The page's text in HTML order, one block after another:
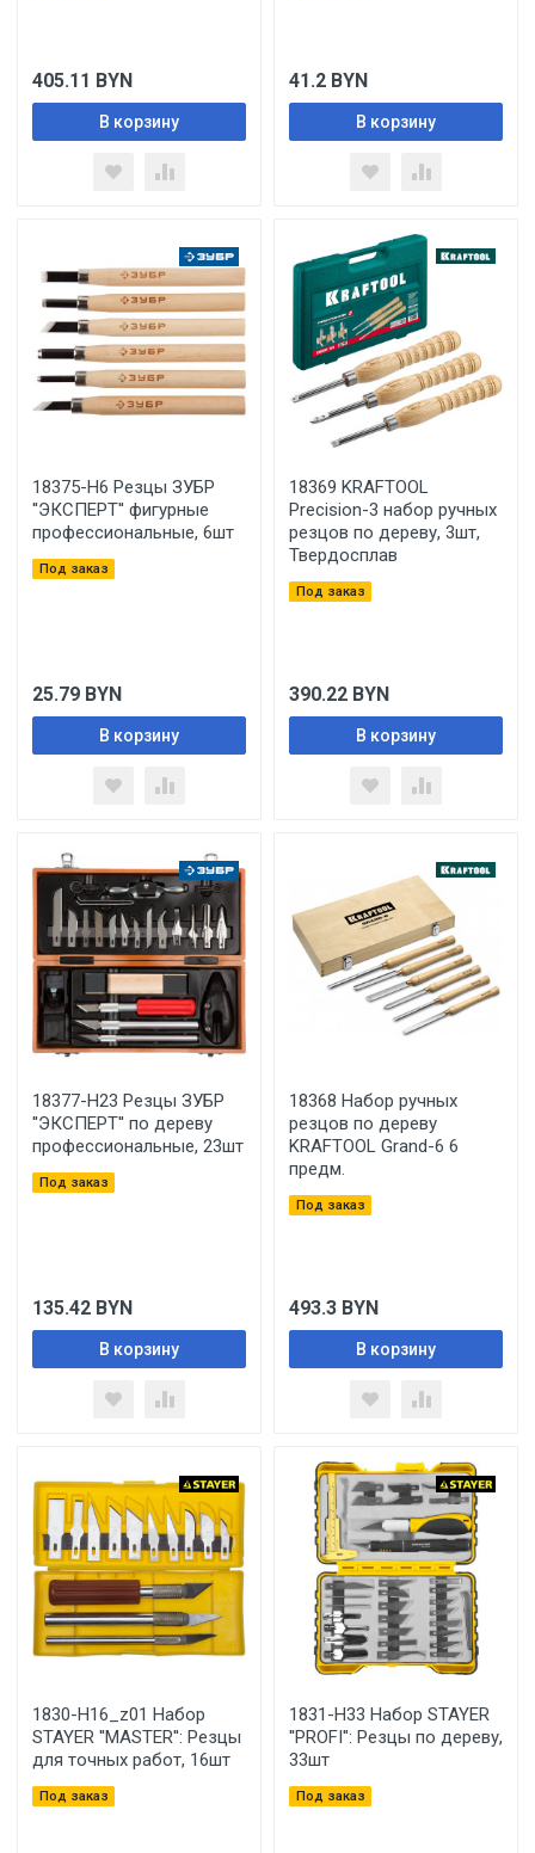
405.11 BYN
В корзину
41.2 BYN
В корзину
18375-H6 Резцы ЗУБР
''ЭКСПЕРТ'' фигурные
профессиональные, 6шт
Под заказ
25.79 BYN
В корзину
18369 KRAFTOOL
Precision-3 набор ручных
резцов по дереву, 3шт,
Твердосплав
Под заказ
390.22 BYN
В корзину
18377-H23 Резцы ЗУБР
''ЭКСПЕРТ'' по дереву
профессиональные, 23шт
Под заказ
135.42 BYN
В корзину
18368 Набор ручных
резцов по дереву
KRAFTOOL Grand-6 6
предм.
Под заказ
493.3 BYN
В корзину
1830-H16_z01 Набор
STAYER ''MASTER'': Резцы
для точных работ, 16шт
Под заказ
1831-H33 Набор STAYER
''PROFI'': Резцы по дереву,
33шт
Под заказ